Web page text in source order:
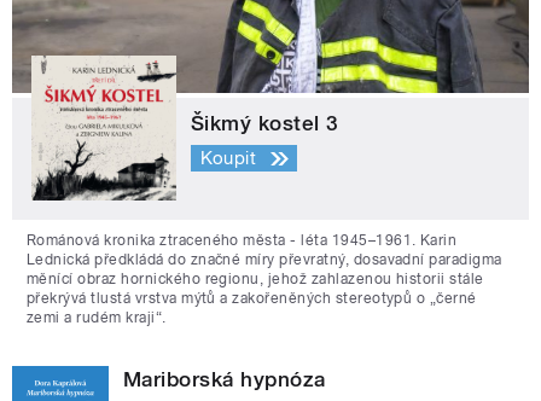
Šikmý kostel 3
Koupit
Románová kronika ztraceného města - léta 1945–1961. Karin
Lednická předkládá do značné míry převratný, dosavadní paradigma
měnící obraz hornického regionu, jehož zahlazenou historii stále
překrývá tlustá vrstva mýtů a zakořeněných stereotypů o „černé
zemi a rudém kraji“.
Mariborská hypnóza